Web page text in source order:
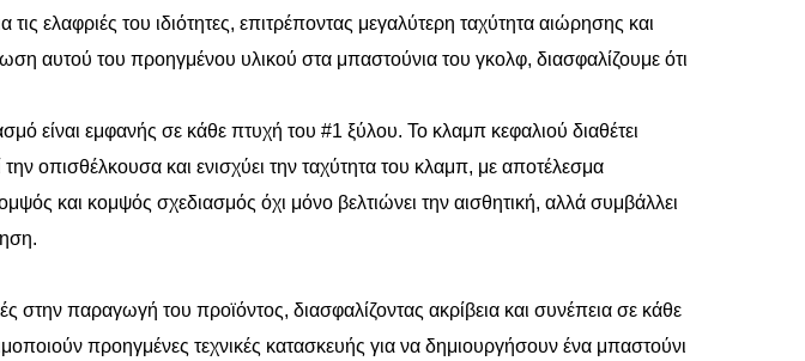
τις ελαφριές του ιδιότητες, επιτρέποντας μεγαλύτερη ταχύτητα αιώρησης και
αυτού του προηγμένου υλικού στα μπαστούνια του γκολφ, διασφαλίζουμε ότι
είναι εμφανής σε κάθε πτυχή του #1 ξύλου. Το κλαμπ κεφαλιού διαθέτει
οπισθέλκουσα και ενισχύει την ταχύτητα του κλαμπ, με αποτέλεσμα
και κομψός σχεδιασμός όχι μόνο βελτιώνει την αισθητική, αλλά συμβάλλει
στην παραγωγή του προϊόντος, διασφαλίζοντας ακρίβεια και συνέπεια σε κάθε
προηγμένες τεχνικές κατασκευής για να δημιουργήσουν ένα μπαστούνι